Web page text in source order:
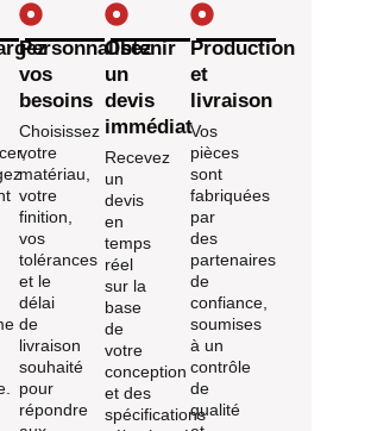
Personnalisez
vos
besoins
Choisissez
votre
matériau,
votre
finition,
vos
tolérances
et le
délai
de
livraison
souhaité
pour
répondre
Obtenir
un
devis
immédiat
Recevez
un
devis
en
temps
réel
sur la
base
de
votre
conception
et des
spécifications
Production
et
livraison
Vos
pièces
sont
fabriquées
par
des
partenaires
de
confiance,
soumises
à un
contrôle
de
qualité